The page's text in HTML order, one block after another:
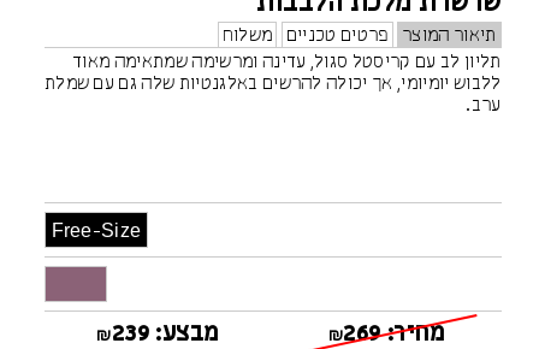
תיאור המוצר פרטים טכניים
משלוח
תליון לב עם קריסטל סגול, עדינה ומרשימה שמתאימה מאוד
ללבוש יומיומי, אך יכולה להרשים באלגנטיות שלה גם עם שמלת
ערב.
Free-Size
מחיר: ₪269 מבצע: ₪239